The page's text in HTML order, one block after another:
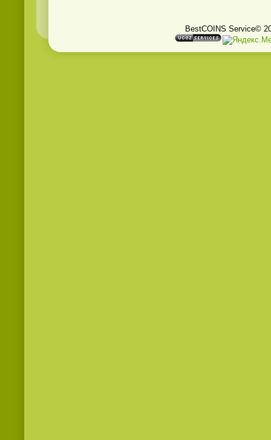
BestCOINS Service©